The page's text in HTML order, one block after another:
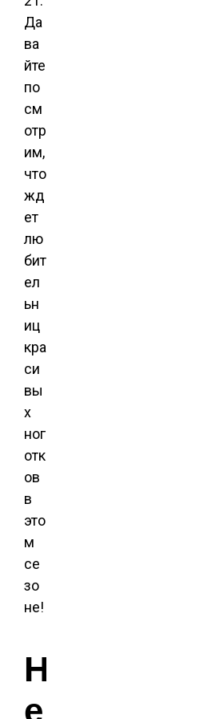
Да
ва
йте
по
см
отр
им,
что
жд
ет
лю
бит
ел
ьн
иц
кра
си
вы
х
ног
отк
ов
в
это
м
се
зо
не!
Н
е